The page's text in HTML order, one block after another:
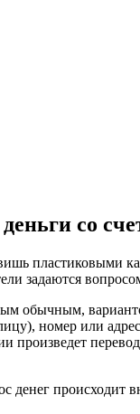
со
пластиковыми
задаются
обычным,
номер или
произведет
денег происходит